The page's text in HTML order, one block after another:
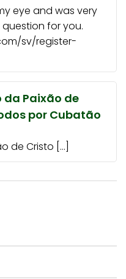
eye and was very
question for you.
sv/register-
da Paixão de
por Cubatão
de Cristo […]